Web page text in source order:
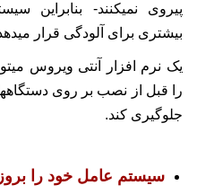
پیروی نمیکنند- بنابراین
بیشتری برای آلودگی قرار
یک نرم افزار آنتی ویروس
را قبل از نصب بر روی
جلوگیری کند.
سیستم عامل خود را